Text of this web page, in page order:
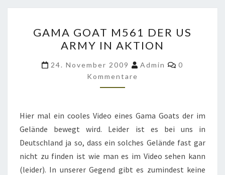
GOAT
M561
DER
US
ARMY
AKTION
GAMA GOAT M561 DER US
ARMY IN AKTION
24. November 2009 Admin
0
Kommentare
Hier mal ein cooles Video eines Gama Goats der im
Gelände bewegt wird. Leider ist es bei uns in
Deutschland ja so, dass ein solches Gelände fast gar
nicht zu finden ist wie man es im Video sehen kann
(leider). In unserer Gegend gibt es zumindest keine